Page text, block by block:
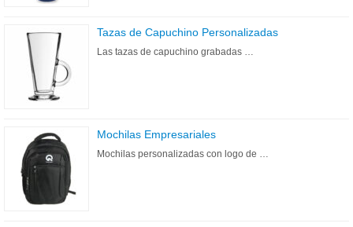
Tazas de Capuchino Personalizadas
Las tazas de capuchino grabadas …
Mochilas Empresariales
Mochilas personalizadas con logo de …